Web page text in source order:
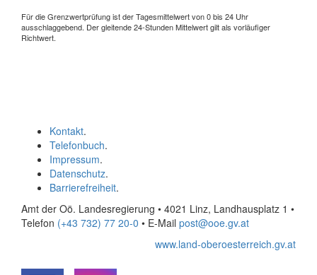
Für die Grenzwertprüfung ist der Tagesmittelwert von 0 bis 24 Uhr
ausschlaggebend. Der gleitende 24-Stunden Mittelwert gilt als vorläufiger
Richtwert.
Kontakt.
Telefonbuch.
Impressum.
Datenschutz.
Barrierefreiheit.
Amt der Oö. Landesregierung • 4021 Linz, Landhausplatz 1 •
Telefon (+43 732) 77 20-0 • E-Mail post@ooe.gv.at
www.land-oberoesterreich.gv.at